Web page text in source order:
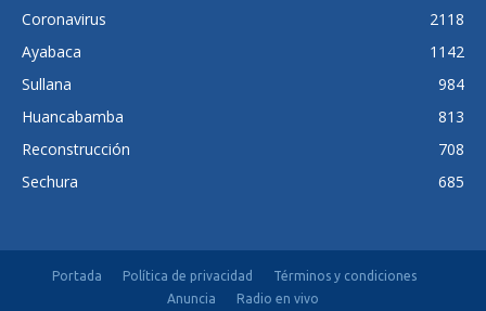
Coronavirus
2118
Ayabaca
1142
Sullana
984
Huancabamba
813
Reconstrucción
708
Sechura
685
Portada Política de privacidad
Términos y condiciones
Anuncia
Radio en vivo